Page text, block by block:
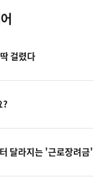
걸렸다
?
달라지는 '근로장려금'